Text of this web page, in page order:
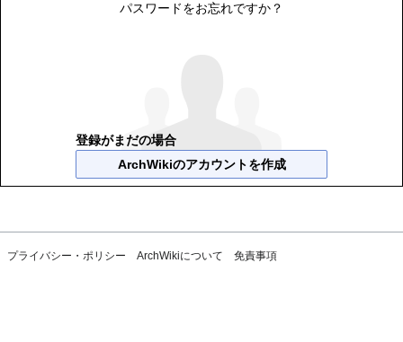
パスワードをお忘れですか？
登録がまだの場合
ArchWikiのアカウントを作成
プライバシー・ポリシー ArchWikiについて 免責事項